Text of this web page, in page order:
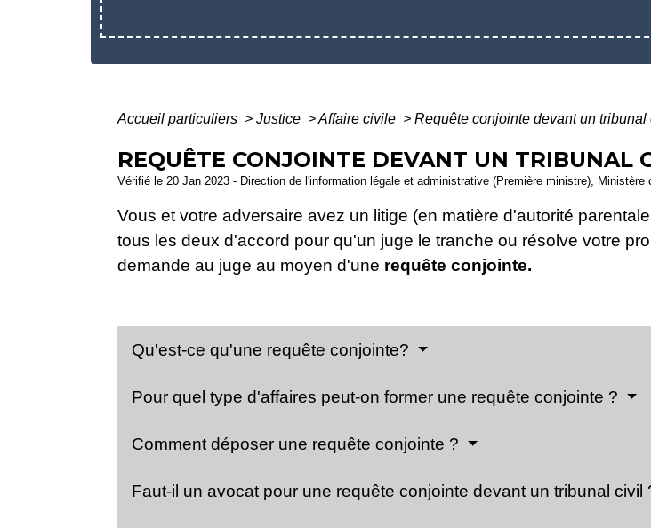
Accueil particuliers > Justice >Affaire civile > Requête conjointe devant un tribunal
REQUÊTE CONJOINTE DEVANT UN TRIBUNAL
Vérifié le 20 Jan 2023 - Direction de l'information légale et administrative (Première ministre), Ministère
Vous et votre adversaire avez un litige (en matière d'autorité
tous les deux d'accord pour qu'un juge le tranche ou résolve votre
demande au juge au moyen d'une requête conjointe.
Qu'est-ce qu'une requête conjointe?
Pour quel type d'affaires peut-on former une requête conjointe ?
Comment déposer une requête conjointe ?
Faut-il un avocat pour une requête conjointe devant un tribunal civil